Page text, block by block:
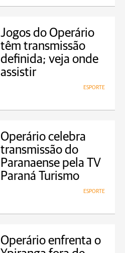
Jogos do Operário
têm transmissão
definida; veja onde
assistir
ESPORTE
Operário celebra
transmissão do
Paranaense pela TV
Paraná Turismo
ESPORTE
Operário enfrenta o